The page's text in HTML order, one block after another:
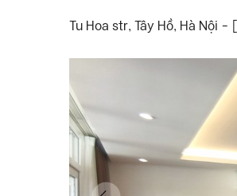
Tu Hoa str, Tây Hồ, Hà Nội